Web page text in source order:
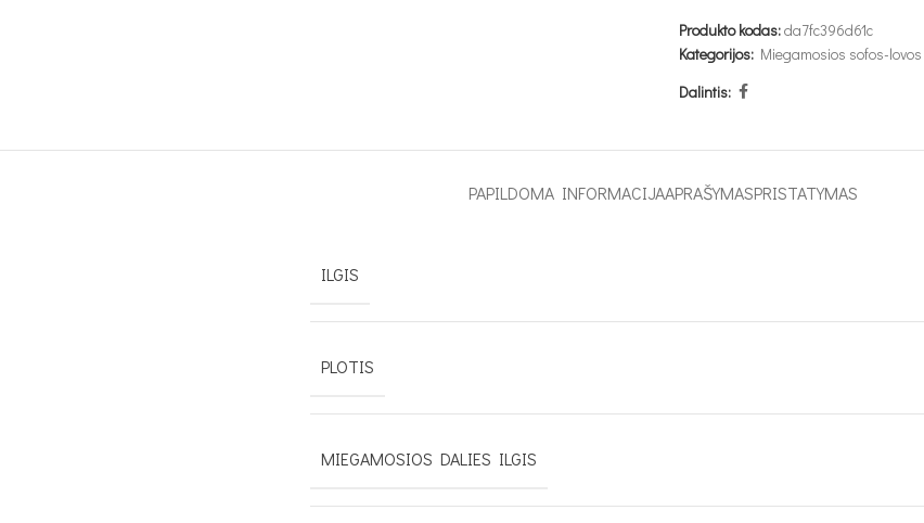
Produkto kodas:da7fc396d61c
Kategorijos: Miegamosios sofos-lovos
Dalintis:
PAPILDOMA INFORMACIJAAPRAŠYMASPRISTATYMAS
ILGIS
PLOTIS
MIEGAMOSIOS DALIES ILGIS